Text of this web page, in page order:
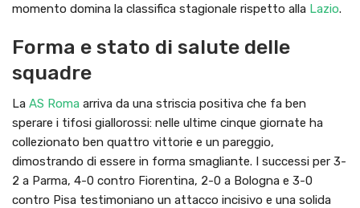
momento domina la classifica stagionale rispetto alla Lazio.
Forma e stato di salute delle
squadre
La AS Roma arriva da una striscia positiva che fa ben
sperare i tifosi giallorossi: nelle ultime cinque giornate ha
collezionato ben quattro vittorie e un pareggio,
dimostrando di essere in forma smagliante. I successi per 3-
2 a Parma, 4-0 contro Fiorentina, 2-0 a Bologna e 3-0
contro Pisa testimoniano un attacco incisivo e una solida